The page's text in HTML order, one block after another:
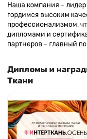
Наша компания –
гордимся высоким
профессионализмом,
дипломами и
партнеров – главный
Дипломы и
Ткани